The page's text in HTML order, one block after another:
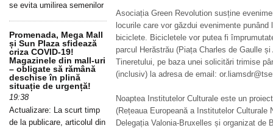
Asociația Green Revolution susține
locurile care vor găzdui evenimente
biciclete. Bicicletele vor putea fi
parcul Herăstrău (Piața Charles de Gaulle
Tineretului, pe baza unei solicitări trimise
(inclusiv) la adresa de email:
Noaptea Institutelor Culturale este un
(Rețeaua Europeană a Institutelor Culturale
Delegația Valonia-Bruxelles și organizat de
se evita umilirea semenilor
Promenada, Mega Mall
și Sun Plaza sfidează
criza COVID-19!
Magazinele din mall-uri
– obligate să rămână
deschise în plină
situație de urgență!
19:38
Actualizare: La scurt timp
de la publicare, articolul din